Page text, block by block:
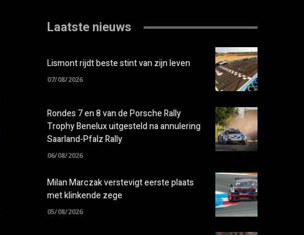
Laatste nieuws
Lismont rijdt beste stint van zijn leven
07/08/2026
Rondes 7 en 8 van de Porsche Rally
Trophy Benelux uitgesteld na annulering
Saarland-Pfalz Rally
06/08/2026
Milan Marczak verstevigt eerste plaats
met klinkende zege
05/08/2026